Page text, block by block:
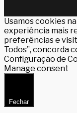
Usamos cookies
experiência mais
preferências e
Todos”, concorda
Configuração de
Manage consent
Fechar